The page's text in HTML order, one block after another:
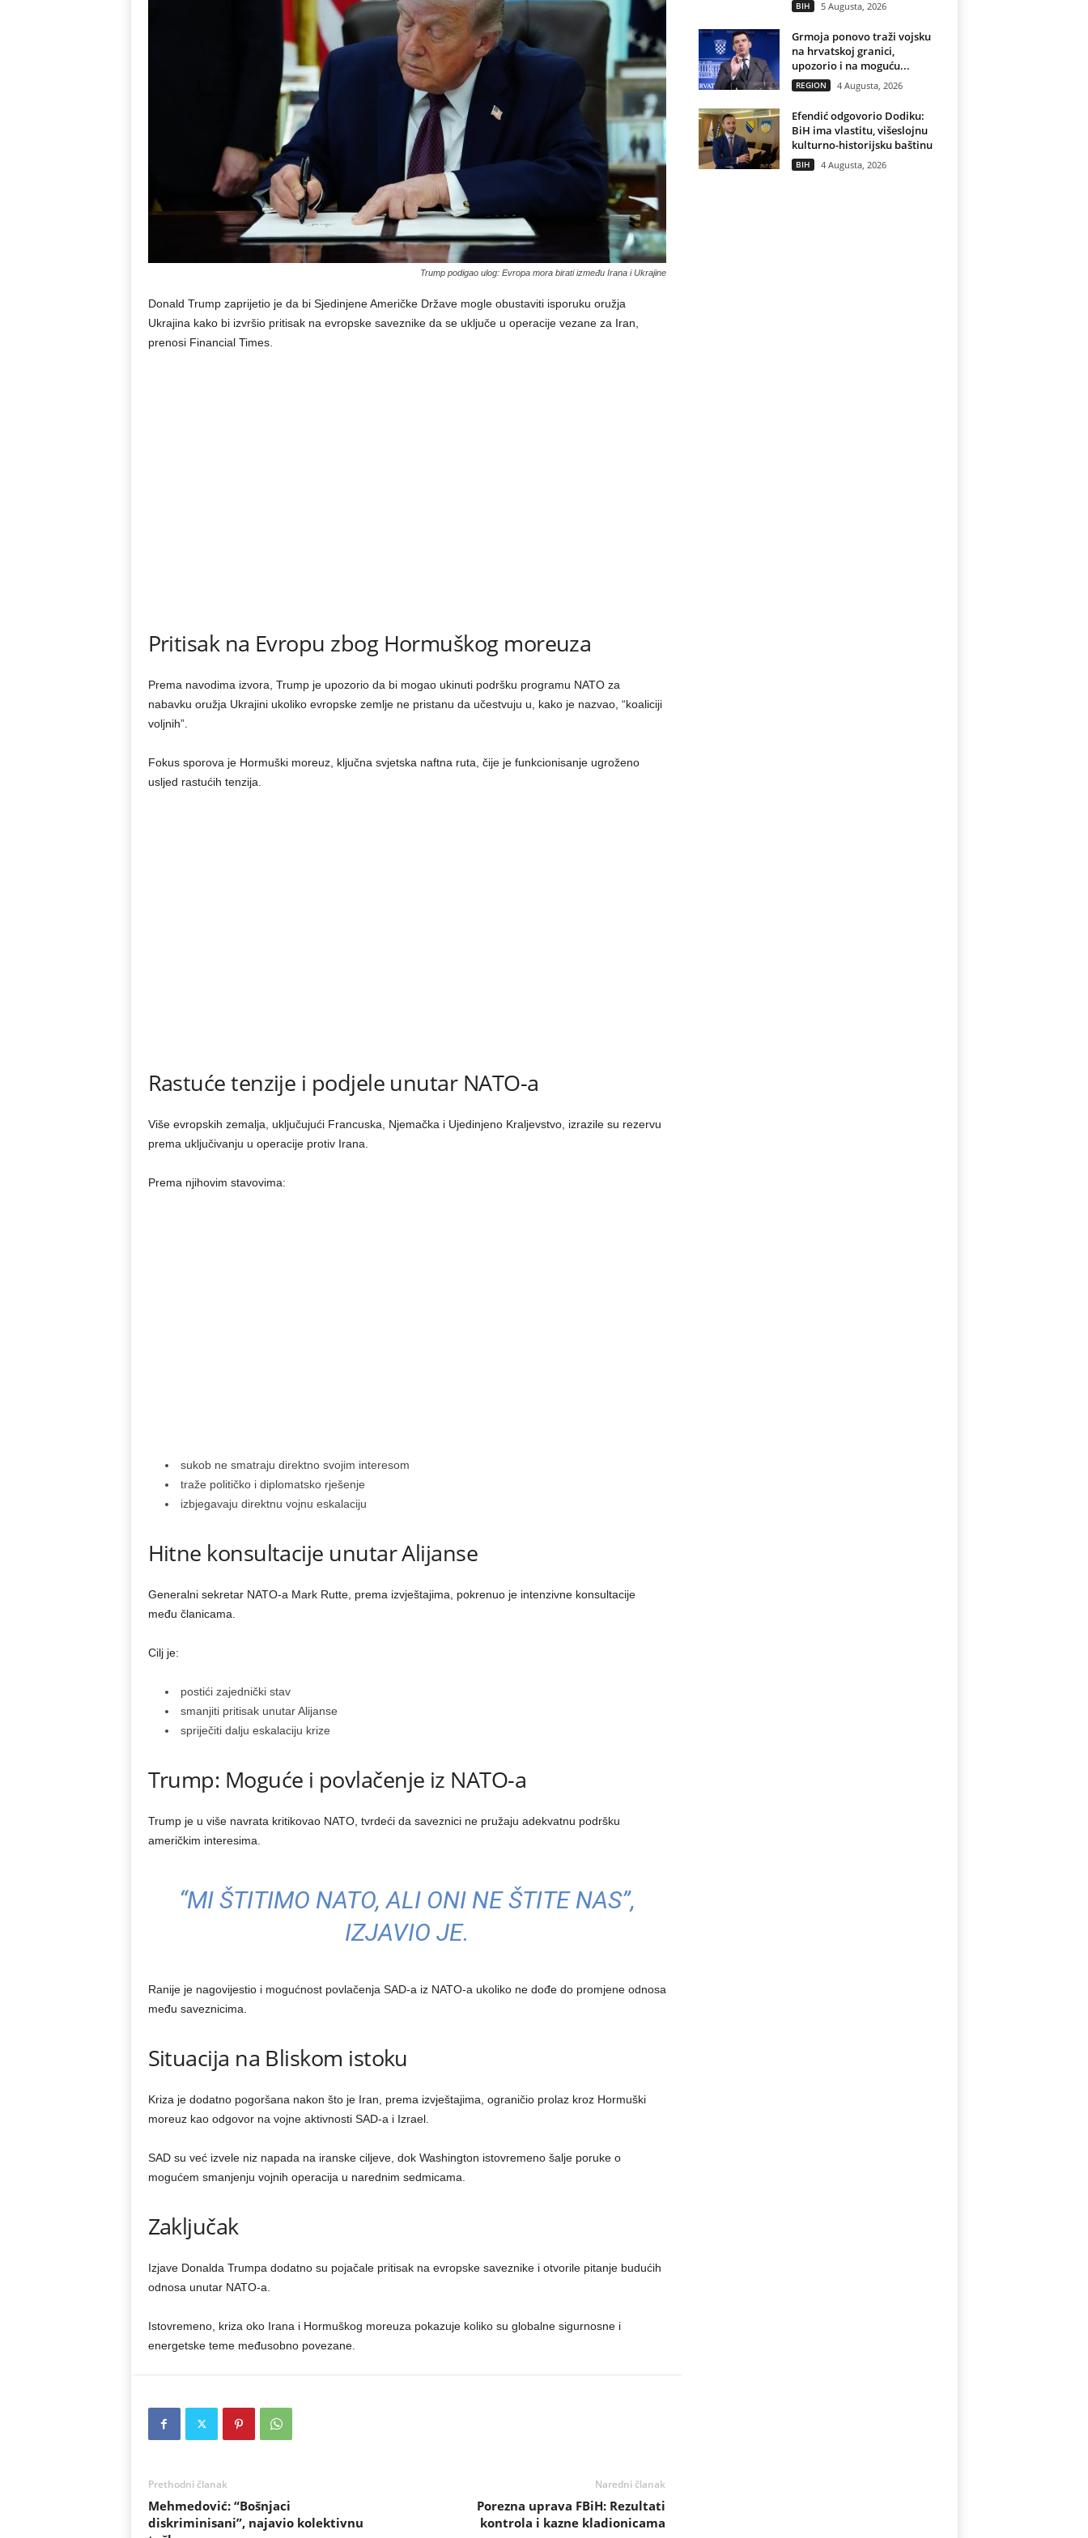
Trump podigao ulog: Evropa mora birati između Irana i Ukrajine
Donald Trump zaprijetio je da bi Sjedinjene Američke Države mogle obustaviti isporuku oružja
Ukrajina kako bi izvršio pritisak na evropske saveznike da se uključe u operacije vezane za Iran,
prenosi Financial Times.
Pritisak na Evropu zbog Hormuškog moreuza
Prema navodima izvora, Trump je upozorio da bi mogao ukinuti podršku programu NATO za
nabavku oružja Ukrajini ukoliko evropske zemlje ne pristanu da učestvuju u, kako je nazvao, “koaliciji
voljnih”.
Fokus sporova je Hormuški moreuz, ključna svjetska naftna ruta, čije je funkcionisanje ugroženo
usljed rastućih tenzija.
Rastuće tenzije i podjele unutar NATO-a
Više evropskih zemalja, uključujući Francuska, Njemačka i Ujedinjeno Kraljevstvo, izrazile su rezervu
prema uključivanju u operacije protiv Irana.
Prema njihovim stavovima:
sukob ne smatraju direktno svojim interesom
traže političko i diplomatsko rješenje
izbjegavaju direktnu vojnu eskalaciju
Hitne konsultacije unutar Alijanse
Generalni sekretar NATO-a Mark Rutte, prema izvještajima, pokrenuo je intenzivne konsultacije
među članicama.
Cilj je:
postići zajednički stav
smanjiti pritisak unutar Alijanse
spriječiti dalju eskalaciju krize
Trump: Moguće i povlačenje iz NATO-a
Trump je u više navrata kritikovao NATO, tvrdeći da saveznici ne pružaju adekvatnu podršku
američkim interesima.
“MI ŠTITIMO NATO, ALI ONI NE ŠTITE NAS”,
IZJAVIO JE.
Ranije je nagovijestio i mogućnost povlačenja SAD-a iz NATO-a ukoliko ne dođe do promjene odnosa
među saveznicima.
Situacija na Bliskom istoku
Kriza je dodatno pogoršana nakon što je Iran, prema izvještajima, ograničio prolaz kroz Hormuški
moreuz kao odgovor na vojne aktivnosti SAD-a i Izrael.
SAD su već izvele niz napada na iranske ciljeve, dok Washington istovremeno šalje poruke o
mogućem smanjenju vojnih operacija u narednim sedmicama.
Zaključak
Izjave Donalda Trumpa dodatno su pojačale pritisak na evropske saveznike i otvorile pitanje budućih
odnosa unutar NATO-a.
Istovremeno, kriza oko Irana i Hormuškog moreuza pokazuje koliko su globalne sigurnosne i
energetske teme međusobno povezane.
Prethodni članak
Mehmedović: “Bošnjaci
diskriminisani”, najavio kolektivnu
Naredni članak
Porezna uprava FBiH: Rezultati
kontrola i kazne kladionicama
BIH 5 Augusta, 2026
Grmoja ponovo traži vojsku
na hrvatskoj granici,
upozorio i na moguću...
REGION 4 Augusta, 2026
Efendić odgovorio Dodiku:
BiH ima vlastitu, višeslojnu
kulturno-historijsku baštinu
BIH 4 Augusta, 2026